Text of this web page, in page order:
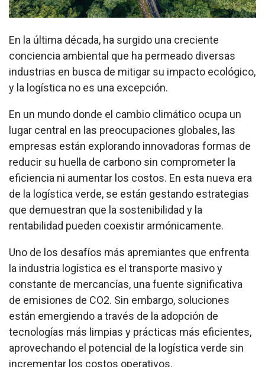
En la última década, ha surgido una creciente
conciencia ambiental que ha permeado diversas
industrias en busca de mitigar su impacto ecológico,
y la logística no es una excepción.
En un mundo donde el cambio climático ocupa un
lugar central en las preocupaciones globales, las
empresas están explorando innovadoras formas de
reducir su huella de carbono sin comprometer la
eficiencia ni aumentar los costos. En esta nueva era
de la logística verde, se están gestando estrategias
que demuestran que la sostenibilidad y la
rentabilidad pueden coexistir armónicamente.
Uno de los desafíos más apremiantes que enfrenta
la industria logística es el transporte masivo y
constante de mercancías, una fuente significativa
de emisiones de CO2. Sin embargo, soluciones
están emergiendo a través de la adopción de
tecnologías más limpias y prácticas más eficientes,
aprovechando el potencial de la logística verde sin
incrementar los costos operativos.